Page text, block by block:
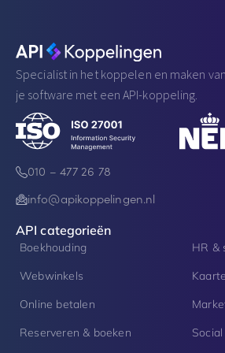
Specialist in het koppelen en maken
je software met een API-koppeling.
010 – 477 26 78
info@apikoppelingen.nl
API categorieën
Boekhouding
Webwinkels
Online betalen
Reserveren & boeken
HR &